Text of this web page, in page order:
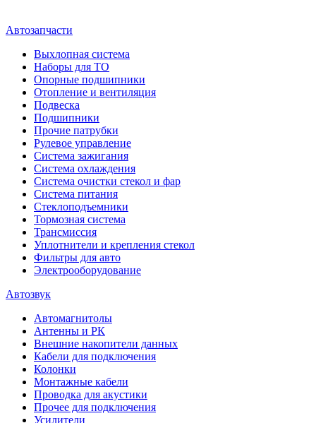
Автозапчасти
Выхлопная система
Наборы для ТО
Опорные подшипники
Отопление и вентиляция
Подвеска
Подшипники
Прочие патрубки
Рулевое управление
Система зажигания
Система охлаждения
Система очистки стекол и фар
Система питания
Стеклоподъемники
Тормозная система
Трансмиссия
Уплотнители и крепления стекол
Фильтры для авто
Электрооборудование
Автозвук
Автомагнитолы
Антенны и РК
Внешние накопители данных
Кабели для подключения
Колонки
Монтажные кабели
Проводка для акустики
Прочее для подключения
Усилители